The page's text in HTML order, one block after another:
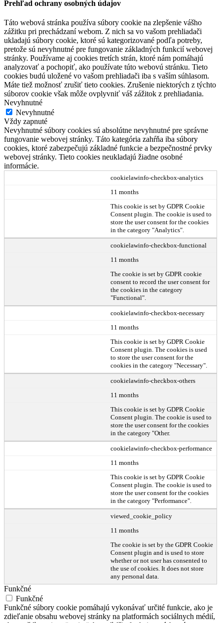
Prehľad ochrany osobných údajov
Táto webová stránka používa súbory cookie na zlepšenie vášho
zážitku pri prechádzaní webom. Z nich sa vo vašom prehliadači
ukladajú súbory cookie, ktoré sú kategorizované podľa potreby,
pretože sú nevyhnutné pre fungovanie základných funkcií webovej
stránky. Používame aj cookies tretích strán, ktoré nám pomáhajú
analyzovať a pochopiť, ako používate túto webovú stránku. Tieto
cookies budú uložené vo vašom prehliadači iba s vaším súhlasom.
Máte tiež možnosť zrušiť tieto cookies. Zrušenie niektorých z týchto
súborov cookie však môže ovplyvniť váš zážitok z prehliadania.
Nevyhnutné
Nevyhnutné
Vždy zapnuté
Nevyhnutné súbory cookies sú absolútne nevyhnutné pre správne
fungovanie webovej stránky. Táto kategória zahŕňa iba súbory
cookies, ktoré zabezpečujú základné funkcie a bezpečnostné prvky
webovej stránky. Tieto cookies neukladajú žiadne osobné
informácie.
cookielawinfo-checkbox-analytics
11 months
This cookie is set by GDPR Cookie
Consent plugin. The cookie is used to
store the user consent for the cookies
in the category "Analytics".
cookielawinfo-checkbox-functional
11 months
The cookie is set by GDPR cookie
consent to record the user consent for
the cookies in the category
"Functional".
cookielawinfo-checkbox-necessary
11 months
This cookie is set by GDPR Cookie
Consent plugin. The cookies is used
to store the user consent for the
cookies in the category "Necessary".
cookielawinfo-checkbox-others
11 months
This cookie is set by GDPR Cookie
Consent plugin. The cookie is used to
store the user consent for the cookies
in the category "Other.
cookielawinfo-checkbox-performance
11 months
This cookie is set by GDPR Cookie
Consent plugin. The cookie is used to
store the user consent for the cookies
in the category "Performance".
viewed_cookie_policy
11 months
The cookie is set by the GDPR Cookie
Consent plugin and is used to store
whether or not user has consented to
the use of cookies. It does not store
any personal data.
Funkčné
Funkčné
Funkčné súbory cookie pomáhajú vykonávať určité funkcie, ako je
zdieľanie obsahu webovej stránky na platformách sociálnych médií,